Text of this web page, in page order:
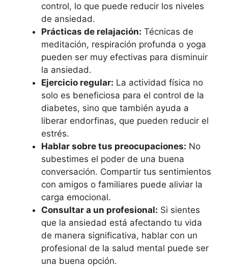
control, lo que puede reducir los niveles
de ansiedad.
Prácticas de relajación: Técnicas de
meditación, respiración profunda o yoga
pueden ser muy efectivas para disminuir
la ansiedad.
Ejercicio regular: La actividad física no
solo es beneficiosa para el control de la
diabetes, sino que también ayuda a
liberar endorfinas, que pueden reducir el
estrés.
Hablar sobre tus preocupaciones: No
subestimes el poder de una buena
conversación. Compartir tus sentimientos
con amigos o familiares puede aliviar la
carga emocional.
Consultar a un profesional: Si sientes
que la ansiedad está afectando tu vida
de manera significativa, hablar con un
profesional de la salud mental puede ser
una buena opción.